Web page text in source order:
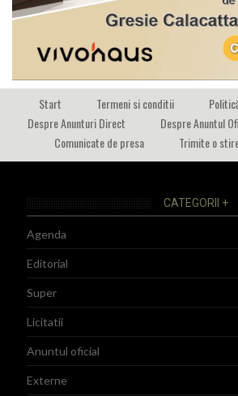
Start Termeni si conditii
Despre Anunturi Direct
Despre Anuntul
Comunicate de presa
Trimite o
CATEGORII +
Agenda
Editorial
Super
Licitatii
Anuntul oficial
Externe